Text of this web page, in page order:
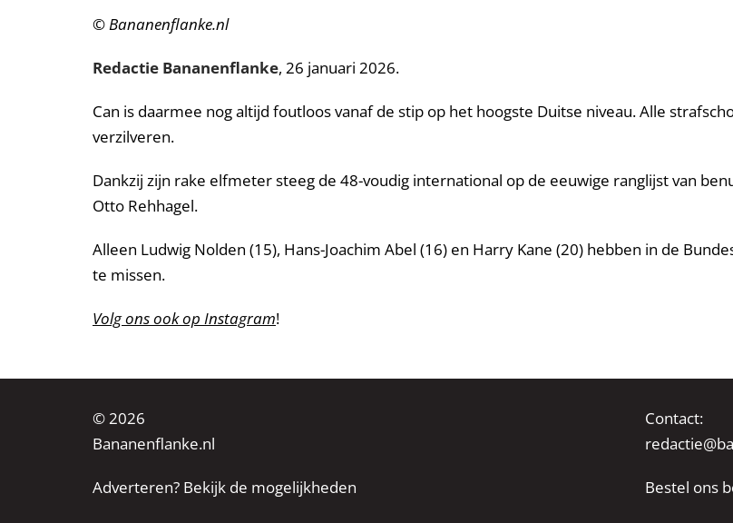
© Bananenflanke.nl
Redactie Bananenflanke, 26 januari 2026.
Can is daarmee nog altijd foutloos vanaf de stip op het hoogste Duitse niveau. Alle
verzilveren.
Dankzij zijn rake elfmeter steeg de 48-voudig international op de eeuwige ranglijst van
Otto Rehhagel.
Alleen Ludwig Nolden (15), Hans-Joachim Abel (16) en Harry Kane (20) hebben in de
te missen.
Volg ons ook op Instagram!
© 2026
Bananenflanke.nl
Adverteren? Bekijk de mogelijkheden
Contact:
Bestel ons